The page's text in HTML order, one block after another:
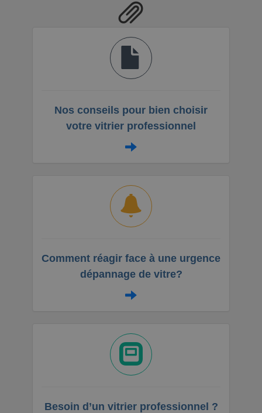
Nos conseils pour bien choisir
votre vitrier professionnel
Comment réagir face à une urgence
dépannage de vitre?
Besoin d’un vitrier professionnel ?